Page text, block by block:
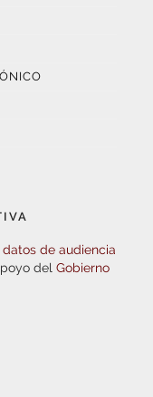
de audiencia
del Gobierno